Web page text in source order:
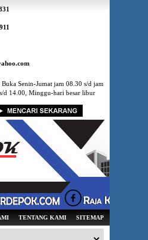
Senin-Jumat jam 08.30 s/d jam
d 14.00, Minggu-hari besar libur
TENTANG KAMI SITEMAP